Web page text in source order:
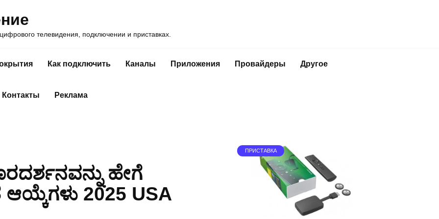
телевидения, подключении и приставках.
Как подключить Каналы Приложения Провайдеры Другое
Контакты Реклама
ಹೇಗೆ
ಆಯ್ಕೆಗಳು 2025 USA
ПРИСТАВКА